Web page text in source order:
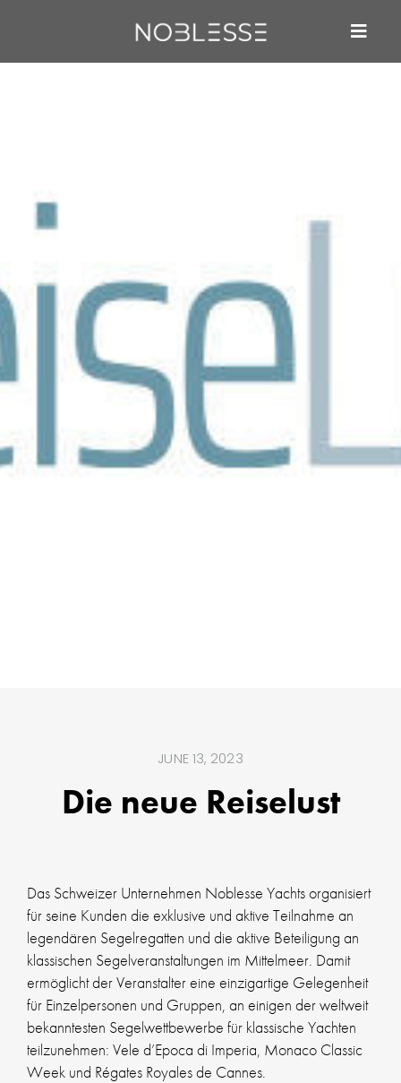
JUNE 13, 2023
Die neue Reiselust
Das Schweizer Unternehmen Noblesse Yachts organisiert
für seine Kunden die exklusive und aktive Teilnahme an
legendären Segelregatten und die aktive Beteiligung an
klassischen Segelveranstaltungen im Mittelmeer. Damit
ermöglicht der Veranstalter eine einzigartige Gelegenheit
für Einzelpersonen und Gruppen, an einigen der weltweit
bekanntesten Segelwettbewerbe für klassische Yachten
teilzunehmen: Vele d’Epoca di Imperia, Monaco Classic
Week und Régates Royales de Cannes.